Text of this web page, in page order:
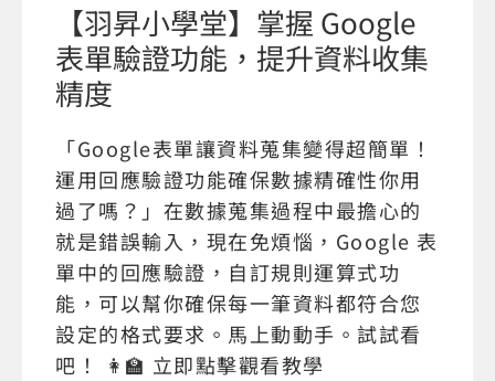
【羽昇小學堂】掌握 Google
表單驗證功能，提升資料收集
精度
「Google表單讓資料蒐集變得超簡單！
運用回應驗證功能確保數據精確性你用
過了嗎？」在數據蒐集過程中最擔心的
就是錯誤輸入，現在免煩惱，Google 表
單中的回應驗證，自訂規則運算式功
能，可以幫你確保每一筆資料都符合您
設定的格式要求。馬上動動手。試試看
吧！ 👩‍🏫 立即點擊觀看教學